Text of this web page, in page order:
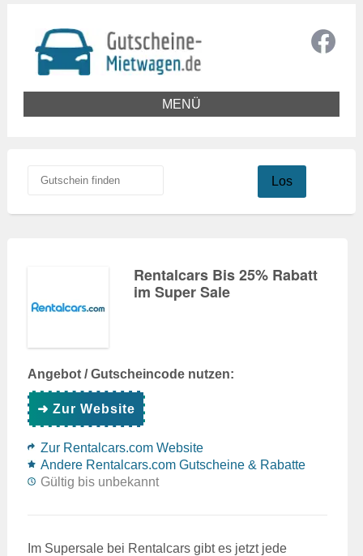
MENÜ
Los
Rentalcars Bis 25% Rabatt
im Super Sale
Angebot / Gutscheincode nutzen:
➜ Zur Website
Zur Rentalcars.com Website
Andere Rentalcars.com Gutscheine & Rabatte
Gültig bis unbekannt
Im Supersale bei Rentalcars gibt es jetzt jede